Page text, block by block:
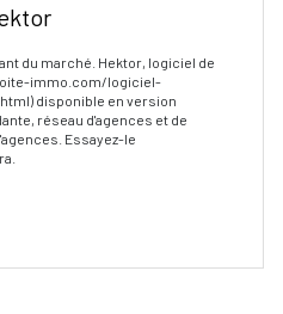
du marché. Hektor, logiciel de
immo.com/logiciel-
disponible en version
réseau d'agences et de
Essayez-le